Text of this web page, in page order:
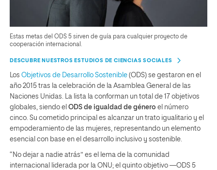
Estas metas del ODS 5 sirven de guía para cualquier proyecto de
cooperación internacional.
DESCUBRE NUESTROS ESTUDIOS DE CIENCIAS SOCIALES
Los Objetivos de Desarrollo Sostenible (ODS) se gestaron en el
año 2015 tras la celebración de la Asamblea General de las
Naciones Unidas. La lista la conforman un total de 17 objetivos
globales, siendo el ODS de igualdad de género el número
cinco. Su cometido principal es alcanzar un trato igualitario y el
empoderamiento de las mujeres, representando un elemento
esencial con base en el desarrollo inclusivo y sostenible.
“No dejar a nadie atrás” es el lema de la comunidad
internacional liderada por la ONU; el quinto objetivo —ODS 5